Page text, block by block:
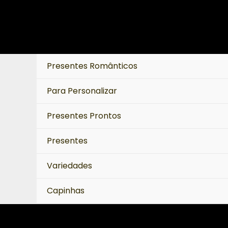
conteúdo
Presentes Românticos
Para Personalizar
Presentes Prontos
Presentes
Variedades
Capinhas